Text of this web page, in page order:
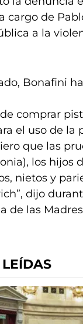
cargo de
a la
Bonafini
comprar
el uso de la
que las
los hijos
nietos y
dijo
de las